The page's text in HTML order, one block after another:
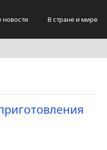
новости В стране и мире